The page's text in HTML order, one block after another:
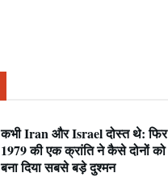
कभी Iran और Israel दोस्त थे: फिर
1979 की एक क्रांति ने कैसे दोनों को
बना दिया सबसे बड़े दुश्मन